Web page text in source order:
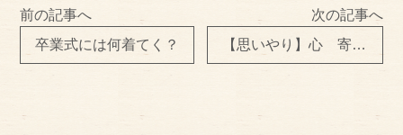
前の記事へ
卒業式には何着てく？
次の記事へ
【思いやり】心 寄せていきましょ。。